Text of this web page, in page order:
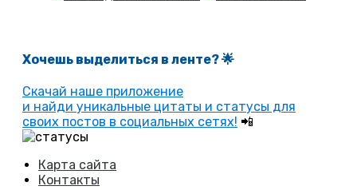
Хочешь выделиться в ленте? 🌟
Скачай наше приложение
и найди уникальные цитаты и статусы для
своих постов в социальных сетях! 📲
Карта сайта
Контакты